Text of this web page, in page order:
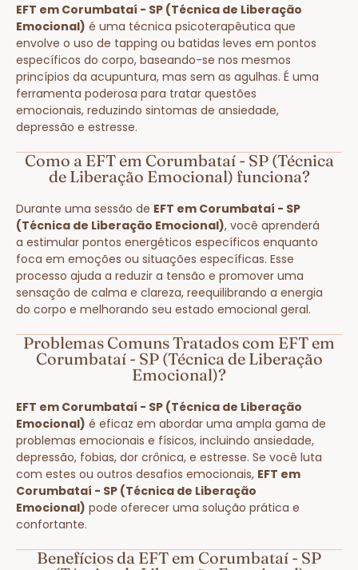
EFT em Corumbataí - SP (Técnica de Liberação
Emocional) é uma técnica psicoterapêutica que
envolve o uso de tapping ou batidas leves em pontos
específicos do corpo, baseando-se nos mesmos
princípios da acupuntura, mas sem as agulhas. É uma
ferramenta poderosa para tratar questões
emocionais, reduzindo sintomas de ansiedade,
depressão e estresse.
Como a EFT em Corumbataí - SP (Técnica
de Liberação Emocional) funciona?
Durante uma sessão de EFT em Corumbataí - SP
(Técnica de Liberação Emocional), você aprenderá
a estimular pontos energéticos específicos enquanto
foca em emoções ou situações específicas. Esse
processo ajuda a reduzir a tensão e promover uma
sensação de calma e clareza, reequilibrando a energia
do corpo e melhorando seu estado emocional geral.
Problemas Comuns Tratados com EFT em
Corumbataí - SP (Técnica de Liberação
Emocional)?
EFT em Corumbataí - SP (Técnica de Liberação
Emocional) é eficaz em abordar uma ampla gama de
problemas emocionais e físicos, incluindo ansiedade,
depressão, fobias, dor crônica, e estresse. Se você luta
com estes ou outros desafios emocionais, EFT em
Corumbataí - SP (Técnica de Liberação
Emocional) pode oferecer uma solução prática e
confortante.
Benefícios da EFT em Corumbataí - SP